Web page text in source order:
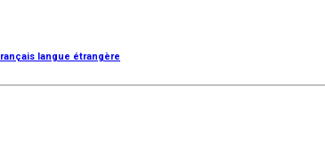
langue étrangère